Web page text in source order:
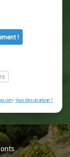
ou la